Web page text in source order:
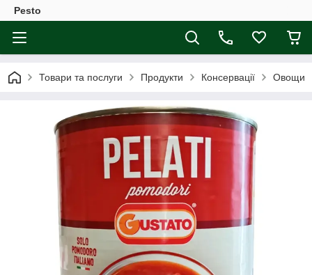
Pesto
Товари та послуги Продукти Консервації Овощи